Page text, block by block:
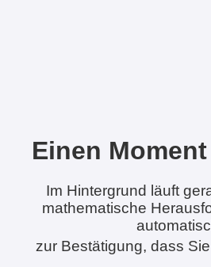
Einen
Im Hintergrund läuft
mathematische
zur Bestätigung, dass Sie